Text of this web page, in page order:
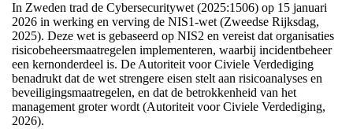
In Zweden trad de Cybersecuritywet (2025:1506) op 15 januari
2026 in werking en verving de NIS1-wet (Zweedse Rijksdag,
2025). Deze wet is gebaseerd op NIS2 en vereist dat organisaties
risicobeheersmaatregelen implementeren, waarbij incidentbeheer
een kernonderdeel is. De Autoriteit voor Civiele Verdediging
benadrukt dat de wet strengere eisen stelt aan risicoanalyses en
beveiligingsmaatregelen, en dat de betrokkenheid van het
management groter wordt (Autoriteit voor Civiele Verdediging,
2026).